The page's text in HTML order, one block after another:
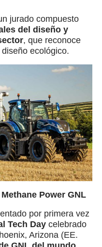
jurado compuesto
del diseño y
, que reconoce
ecológico.
Power GNL
por primera vez
Tech Day celebrado
Arizona (EE.